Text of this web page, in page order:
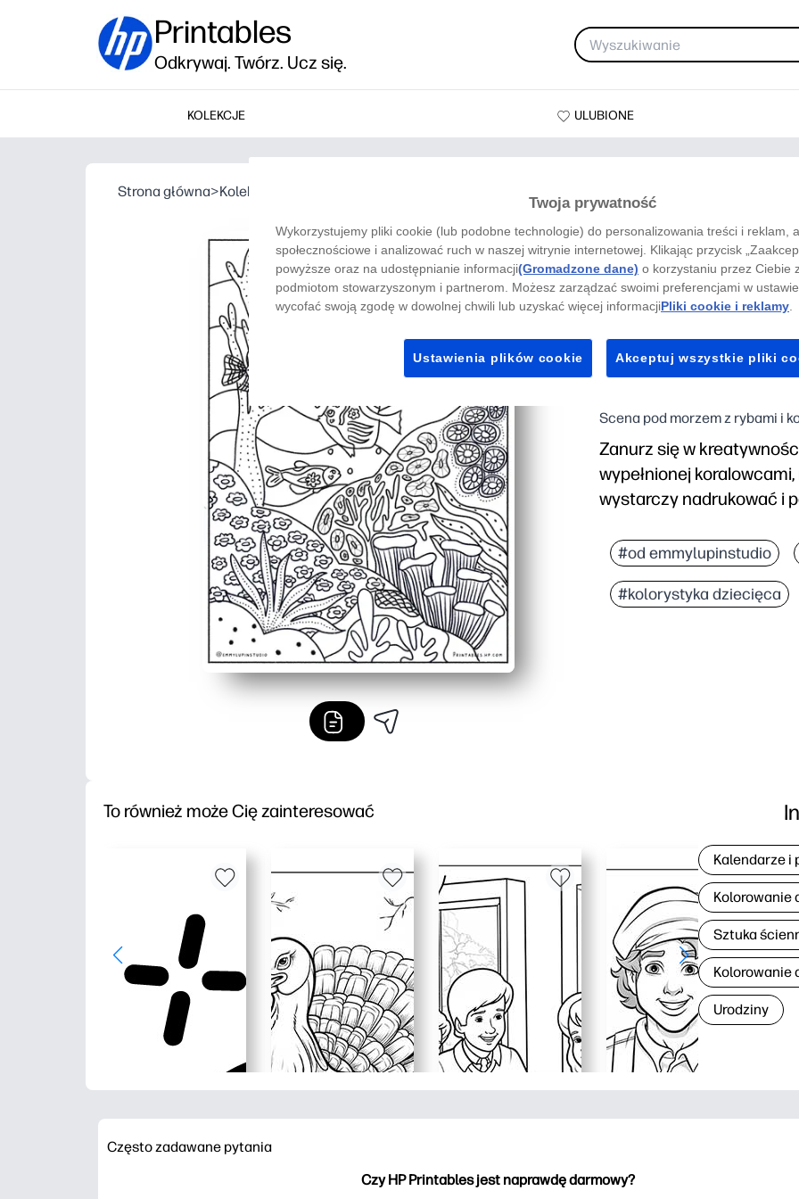
Printables
Odkrywaj. Twórz. Ucz się.
KOLEKCJE ULUBIONE
Strona główna>Kolekcje
Pod morzem
Scena pod morzem z rybami i
Zanurz się w
wypełnionej
wystarczy nadrukować i
Zero prep - wydrukuj
Utrzymuje
Buduje umiejętności -
#od emmylupinstudio
#kolorystyka dziecięca
To również może Cię zainteresować
Kalendarze i
Kolorowanie
Sztuka
Kolorowanie
Urodziny
Często zadawane pytania
Czy HP Printables jest naprawdę darmowy?
Twoja prywatność
Wykorzystujemy pliki cookie (lub podobne technologie) do personalizowania treści i reklam,
społecznościowe i analizować ruch w naszej witrynie internetowej. Klikając przycisk
powyższe oraz na udostępnianie informacji(Gromadzone dane) o korzystaniu przez Ciebie
podmiotom stowarzyszonym i partnerom. Możesz zarządzać swoimi preferencjami w
wycofać swoją zgodę w dowolnej chwili lub uzyskać więcej informacjiPliki cookie i reklamy
Ustawienia plików cookie Akceptuj wszystkie pliki